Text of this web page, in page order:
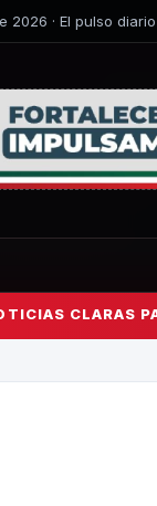
2026 · El pulso
CLARAS